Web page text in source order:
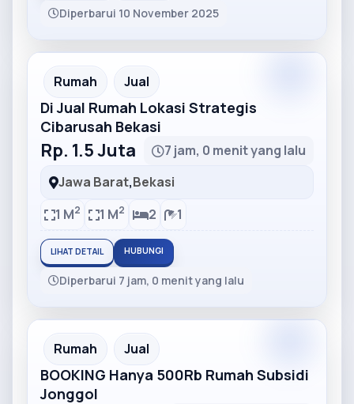
Diperbarui 10 November 2025
Partner Ad
Rumah Jual
Di Jual Rumah Lokasi Strategis
Cibarusah Bekasi
Rp. 1.5 Juta
7 jam, 0 menit yang lalu
Jawa Barat,Bekasi
1 M2 1 M2 2 1
LIHAT DETAIL HUBUNGI
Diperbarui 7 jam, 0 menit yang lalu
Partner Ad
Rumah Jual
BOOKING Hanya 500Rb Rumah Subsidi
Jonggol